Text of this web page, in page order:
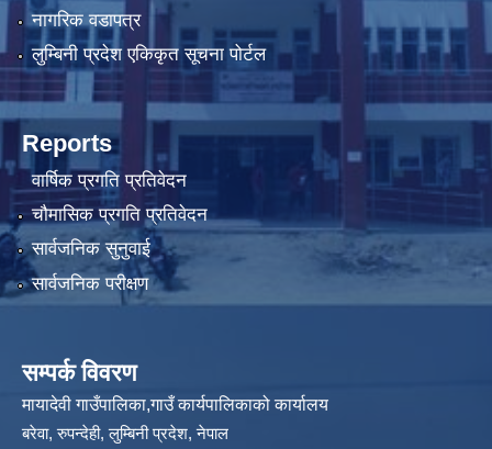
नागरिक वडापत्र
लुम्बिनी प्रदेश एकिकृत सूचना पोर्टल
Reports
वार्षिक प्रगति प्रतिवेदन
चौमासिक प्रगति प्रतिवेदन
सार्वजनिक सुनुवाई
सार्वजनिक परीक्षण
सम्पर्क विवरण
मायादेवी गाउँपालिका,गाउँ कार्यपालिकाको कार्यालय
बरेवा, रुपन्देही, लुम्बिनी प्रदेश, नेपाल